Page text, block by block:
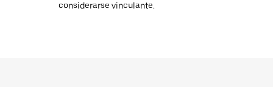
considerarse vinculante.